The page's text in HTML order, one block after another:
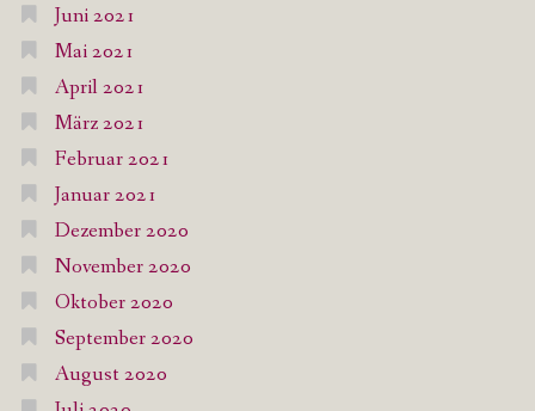
Juni 2021
Mai 2021
April 2021
März 2021
Februar 2021
Januar 2021
Dezember 2020
November 2020
Oktober 2020
September 2020
August 2020